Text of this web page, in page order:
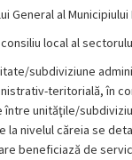
General al
local al
subdiviziune
teritorială, în
între unităţile/
la nivelul căreia se
beneficiază de